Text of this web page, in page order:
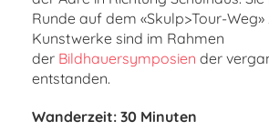
Runde auf dem «Skulp>Tour-
Kunstwerke sind im Rahmen
der Bildhauersymposien der
entstanden.
Wanderzeit: 30 Minuten